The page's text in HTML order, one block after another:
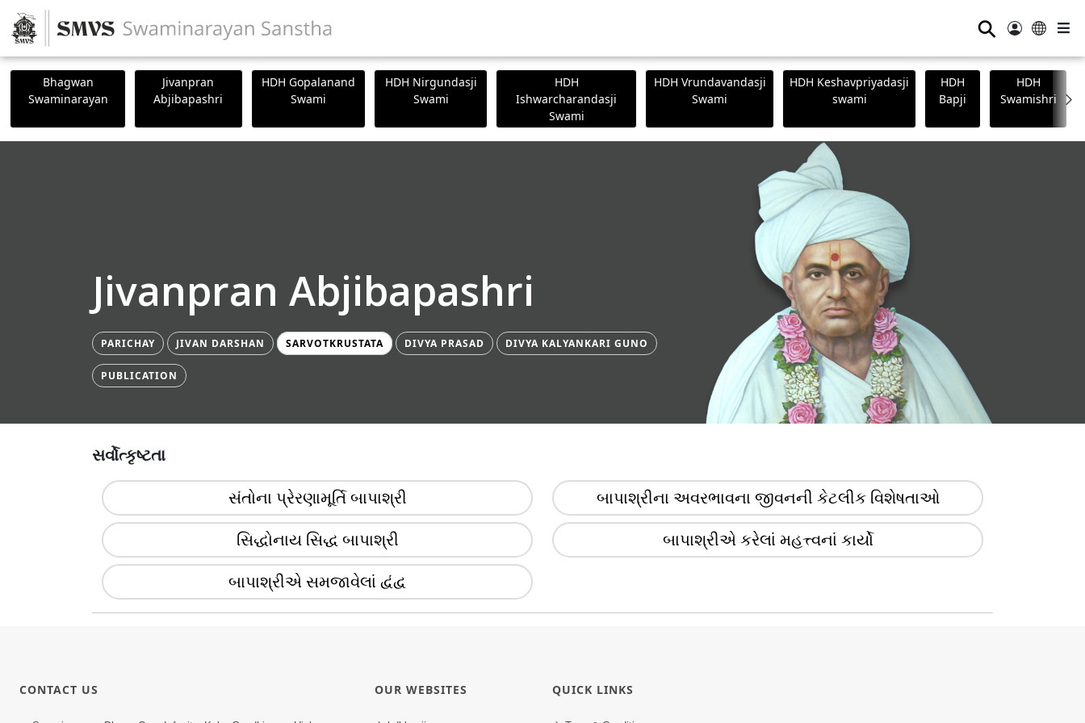
⚲
Bhagwan
Swaminarayan
Jivanpran
Abjibapashri
HDH Gopalanand
Swami
HDH Nirgundasji
Swami
HDH
Ishwarcharandasji
Swami
HDH Vrundavandasji
Swami
HDH Keshavpriyadasji
swami
HDH
Bapji
HDH
Swamishri
Jivanpran Abjibapashri
PARICHAY JIVAN DARSHAN SARVOTKRUSTATA DIVYA PRASAD DIVYA KALYANKARI GUNO
PUBLICATION
સર્વોત્કૃષ્ટતા
સંતોના પ્રેરણામૂર્તિ બાપાશ્રી બાપાશ્રીના અવરભાવના જીવનની કેટલીક વિશેષતાઓ
સિદ્ધોનાય સિદ્ધ બાપાશ્રી બાપાશ્રીએ કરેલાં મહત્ત્વનાં કાર્યો
બાપાશ્રીએ સમજાવેલાં દ્વંદ્વ
CONTACT US OUR WEBSITES QUICK LINKS